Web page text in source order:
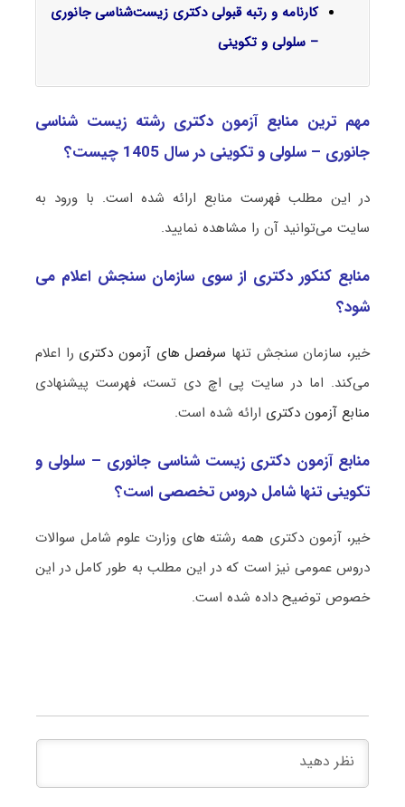
کارنامه و رتبه قبولی دکتری زیست‌شناسی جانوری
– سلولی و تکوینی
مهم ترین منابع آزمون دکتری رشته زیست ‌شناسی
جانوری – سلولی و تکوینی در سال 1405 چیست؟
در این مطلب فهرست منابع ارائه شده است. با ورود به
سایت می‌توانید آن را مشاهده نمایید.
منابع کنکور دکتری از سوی سازمان سنجش اعلام می
شود؟
خیر، سازمان سنجش تنها سرفصل های آزمون دکتری را اعلام
می‌کند. اما در سایت پی اچ دی تست، فهرست پیشنهادی
منابع آزمون دکتری ارائه شده است.
منابع آزمون دکتری زیست ‌شناسی جانوری – سلولی و
تکوینی تنها شامل دروس تخصصی است؟
خیر، آزمون دکتری همه رشته های وزارت علوم شامل سوالات
دروس عمومی نیز است که در این مطلب به طور کامل در این
خصوص توضیح داده شده است.